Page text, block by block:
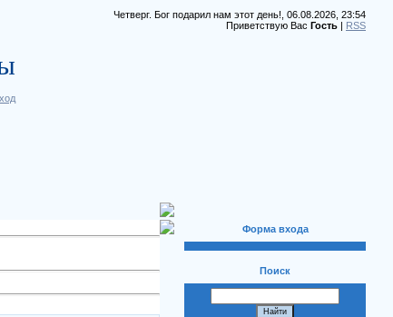
Четверг. Бог подарил нам этот день!, 06.08.2026, 23:54
Приветствую Вас Гость | RSS
Форма входа
Поиск